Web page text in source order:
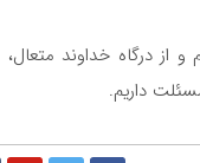
از درگاه خداوند
داریم.